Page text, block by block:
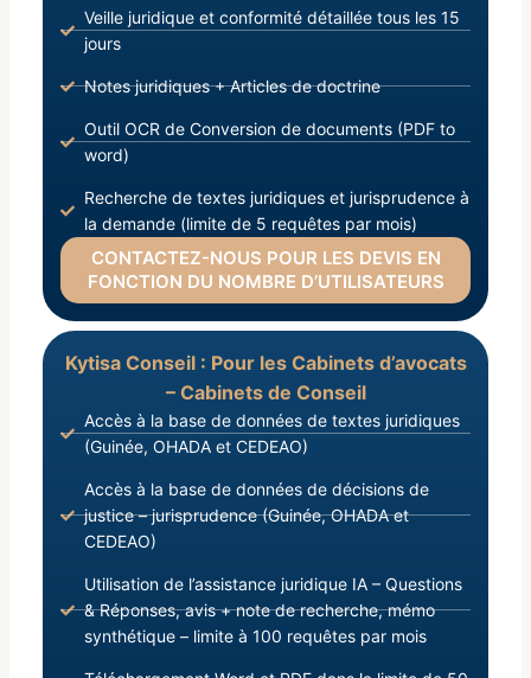
Veille juridique et conformité détaillée tous les 15
jours
Notes juridiques + Articles de doctrine
Outil OCR de Conversion de documents (PDF to
word)
Recherche de textes juridiques et jurisprudence à
la demande (limite de 5 requêtes par mois)
CONTACTEZ-NOUS POUR LES DEVIS EN
FONCTION DU NOMBRE D’UTILISATEURS
Kytisa Conseil : Pour les Cabinets d’avocats
– Cabinets de Conseil
Accès à la base de données de textes juridiques
(Guinée, OHADA et CEDEAO)
Accès à la base de données de décisions de
justice – jurisprudence (Guinée, OHADA et
CEDEAO)
Utilisation de l’assistance juridique IA – Questions
& Réponses, avis + note de recherche, mémo
synthétique – limite à 100 requêtes par mois